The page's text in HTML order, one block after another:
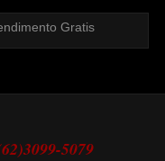
Gratis
5079